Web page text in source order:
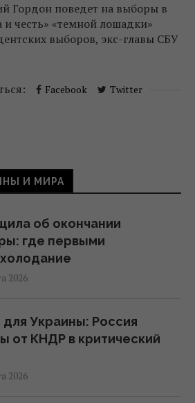
Гордон поведет на выборы в
честь» «темной лошадки»
выборов, экс-главы СБУ
Facebook Twitter
И МИРА
об окончании
где первыми
2026
для Украины: Россия
от КНДР в критический
2026